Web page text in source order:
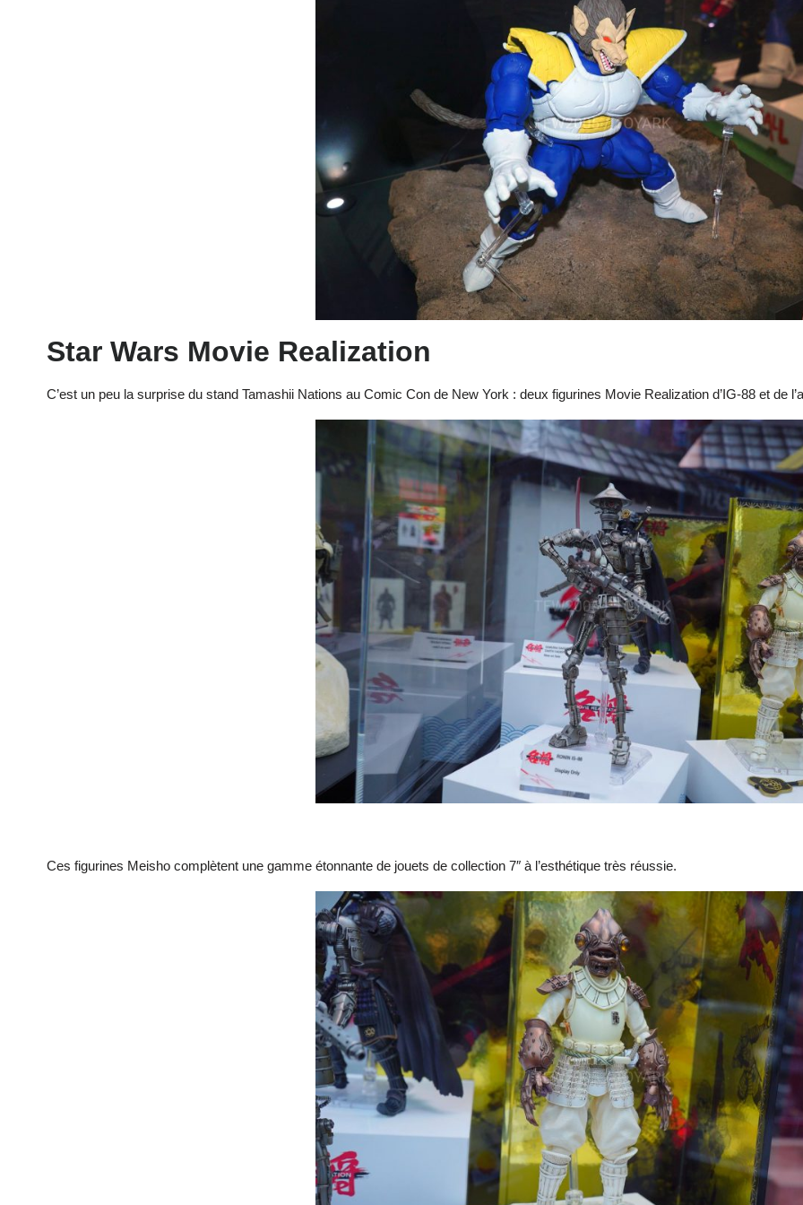
Star Wars Movie Realization
C’est un peu la surprise du stand Tamashii Nations au Comic Con de New York : deux figurines Movie Realization d’IG-88 et de
Ces figurines Meisho complètent une gamme étonnante de jouets de collection 7″ à l’esthétique très réussie.